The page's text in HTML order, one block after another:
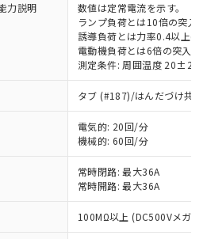
力説明
数値は定常電流を示す。
ランプ負荷とは10倍の突入
誘導負荷とは力率0.4以上
電動機負荷とは6倍の突入電
測定条件: 周囲温度 20±2℃
タブ (#187)/はんだづけ共用
電気的: 20回/分
機械的: 60回/分
常時閉路: 最大36A
常時開路: 最大36A
100MΩ以上 (DC500Vメガ)
RoHS指令（10物質）の
製品が提供可能な商品で
指令（10物質）の非含
に切り替える予定のある